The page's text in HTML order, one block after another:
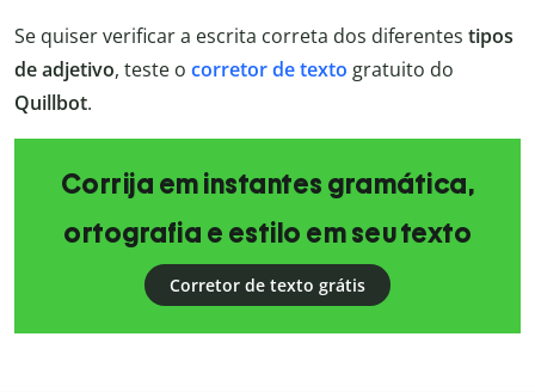
Se quiser verificar a escrita correta dos diferentes tipos
deadjetivo, teste o corretor de texto gratuito do
Quillbot.
Corrija em instantes gramática,
ortografia e estilo em seu texto
Corretor de texto grátis